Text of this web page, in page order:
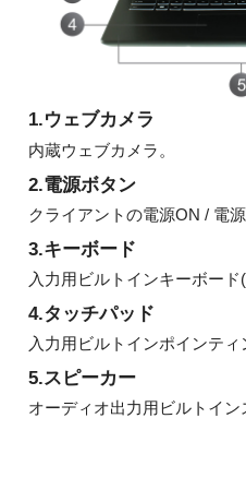
1.ウェブカメラ
内蔵ウェブカメラ。
2.電源ボタン
クライアントの電源ON / 電
3.キーボード
入力用ビルトインキーボード
4.タッチパッド
入力用ビルトインポインティ
5.スピーカー
オーディオ出力用ビルトイン